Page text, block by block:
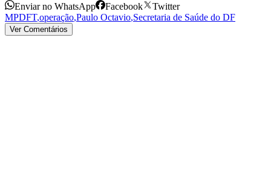
Enviar no WhatsApp Facebook
Twitter
MPDFT,operação,Paulo Octavio,Secretaria de Saúde do DF
Ver Comentários